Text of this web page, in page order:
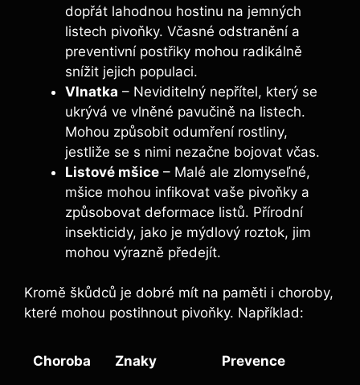
dopřát lahodnou hostinu‍ na jemných
‍listech pivoňky. ​Včasné odstranění⁤ a
preventivní postřiky mohou radikálně
snížit ‌jejich populaci.
Vlnatka – Neviditelný nepřítel, který se
ukrývá ve vlněné ⁣pavučině na listech.
Mohou způsobit‌ odumření rostliny,
jestliže se s nimi nezačne ⁤bojovat včas.
Listové mšice – Malé ale zlomyseľné,
mšice mohou infikovat​ vaše pivoňky a
způsobovat deformace ​listů.‌ Přírodní‍
insekticidy, ⁤jako je mýdlový roztok, ⁢jim
mohou výrazně předejít.
Kromě ⁢škůdců je ​dobré mít na paměti i choroby,
které mohou postihnout pivoňky. Například:
Choroba Znaky Prevence